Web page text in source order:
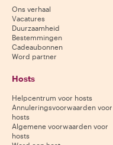
Ons verhaal
Vacatures
Duurzaamheid
Bestemmingen
Cadeaubonnen
Word partner
Hosts
Helpcentrum voor hosts
Annuleringsvoorwaarden voor
hosts
Algemene voorwaarden voor
hosts